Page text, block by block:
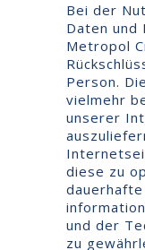
Bei der
Daten und
Metropol
Person.
vielmehr
unserer
diese zu
und der
zu